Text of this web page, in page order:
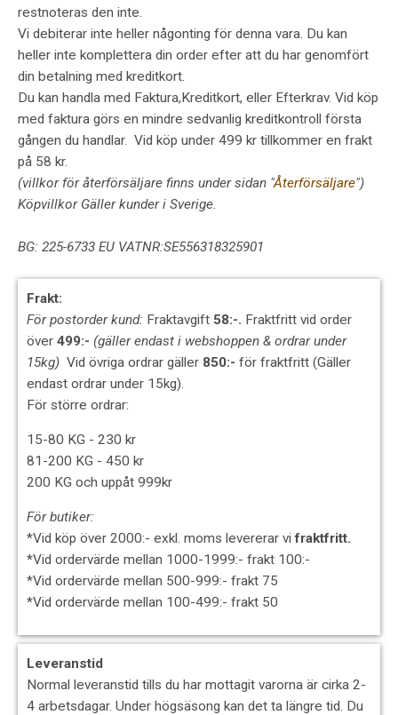
restnoteras den inte.
Vi debiterar inte heller någonting för denna vara. Du kan
heller inte komplettera din order efter att du har genomfört
din betalning med kreditkort.
Du kan handla med Faktura,Kreditkort, eller Efterkrav. Vid köp
med faktura görs en mindre sedvanlig kreditkontroll första
gången du handlar. Vid köp under 499 kr tillkommer en frakt
på 58 kr.
(villkor för återförsäljare finns under sidan "Återförsäljare")
Köpvillkor Gäller kunder i Sverige.
BG: 225-6733 EU VATNR:SE556318325901
Frakt:
För postorder kund: Fraktavgift 58:-. Fraktfritt vid order
över 499:- (gäller endast i webshoppen & ordrar under
15kg) Vid övriga ordrar gäller 850:- för fraktfritt (Gäller
endast ordrar under 15kg).
För större ordrar:
15-80 KG - 230 kr
81-200 KG - 450 kr
200 KG och uppåt 999kr
För butiker:
*Vid köp över 2000:- exkl. moms levererar vi fraktfritt.
*Vid ordervärde mellan 1000-1999:- frakt 100:-
*Vid ordervärde mellan 500-999:- frakt 75
*Vid ordervärde mellan 100-499:- frakt 50
Leveranstid
Normal leveranstid tills du har mottagit varorna är cirka 2-
4 arbetsdagar. Under högsäsong kan det ta längre tid. Du